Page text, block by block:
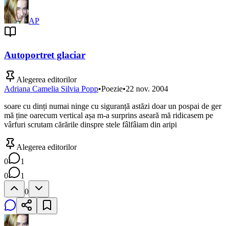
AP
Autoportret glaciar
Alegerea editorilor
Adriana Camelia Silvia Popp•Poezie•22 nov. 2004
soare cu dinți numai ninge cu siguranță astăzi doar un pospai de ger
mă ține oarecum vertical așa m-a surprins aseară mă ridicasem pe
vârfuri scrutam cărările dinspre stele fâlfâiam din aripi
Alegerea editorilor
0
1
0
1
0